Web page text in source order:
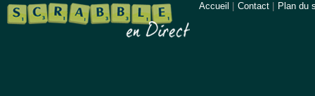
Accueil Contact Plan du